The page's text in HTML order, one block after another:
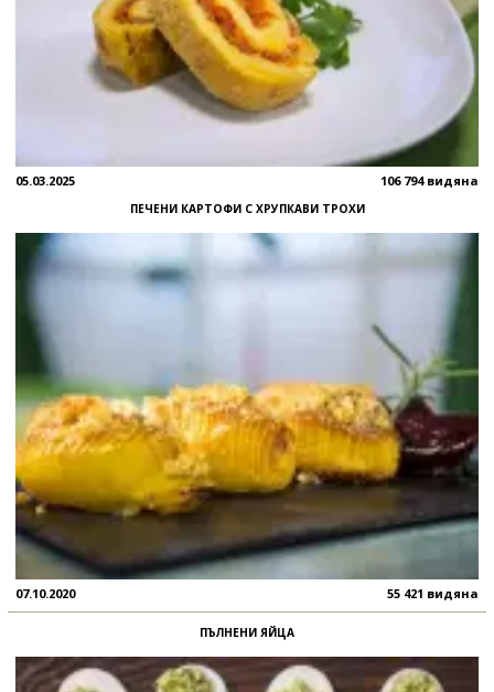
05.03.2025 106 794 видяна
ПЕЧЕНИ КАРТОФИ С ХРУПКАВИ ТРОХИ
07.10.2020 55 421 видяна
ПЪЛНЕНИ ЯЙЦА